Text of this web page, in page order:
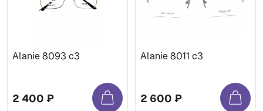
Alanie 8093 с3
2 400 ₽
Alanie 8011 с3
2 600 ₽